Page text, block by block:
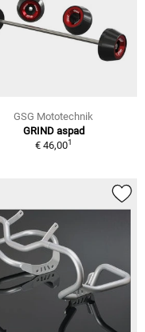
GSG Mototechnik
GRIND aspad
€ 46,001